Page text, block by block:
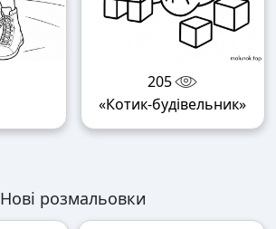
205
«Котик-будівельник»
Нові розмальовки